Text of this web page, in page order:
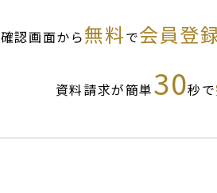
確認画面から無料で会員登
資料請求が簡単30秒で